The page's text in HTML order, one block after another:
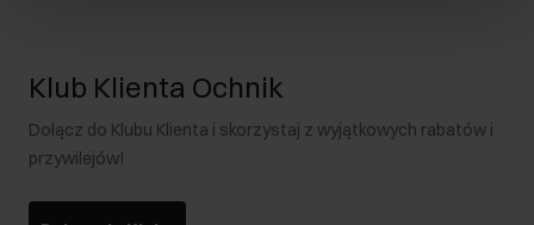
Klub Klienta Ochnik
Dołącz do Klubu Klienta i skorzystaj z wyjątkowych rabatów i
przywilejów!